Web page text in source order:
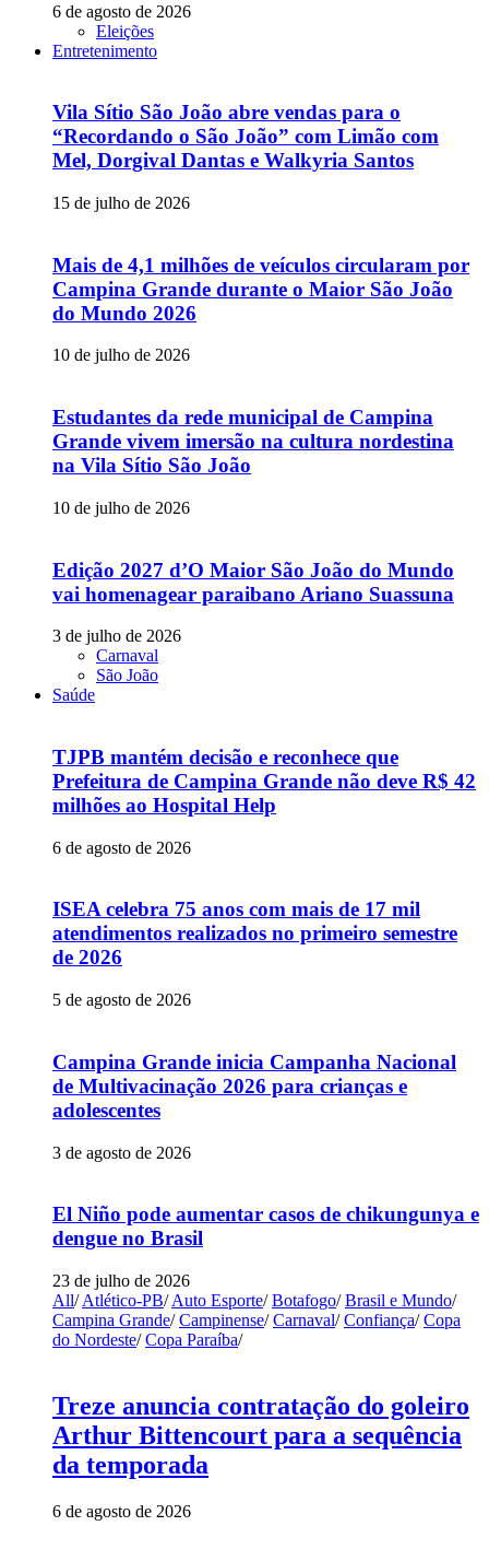
6 de agosto de 2026
Eleições
Entretenimento
Vila Sítio São João abre vendas para o
“Recordando o São João” com Limão com
Mel, Dorgival Dantas e Walkyria Santos
15 de julho de 2026
Mais de 4,1 milhões de veículos circularam por
Campina Grande durante o Maior São João
do Mundo 2026
10 de julho de 2026
Estudantes da rede municipal de Campina
Grande vivem imersão na cultura nordestina
na Vila Sítio São João
10 de julho de 2026
Edição 2027 d’O Maior São João do Mundo
vai homenagear paraibano Ariano Suassuna
3 de julho de 2026
Carnaval
São João
Saúde
TJPB mantém decisão e reconhece que
Prefeitura de Campina Grande não deve R$ 42
milhões ao Hospital Help
6 de agosto de 2026
ISEA celebra 75 anos com mais de 17 mil
atendimentos realizados no primeiro semestre
de 2026
5 de agosto de 2026
Campina Grande inicia Campanha Nacional
de Multivacinação 2026 para crianças e
adolescentes
3 de agosto de 2026
El Niño pode aumentar casos de chikungunya e
dengue no Brasil
23 de julho de 2026
All/ Atlético-PB/ Auto Esporte/ Botafogo/ Brasil e Mundo/
Campina Grande/ Campinense/ Carnaval/ Confiança/ Copa
do Nordeste/ Copa Paraíba/
Treze anuncia contratação do goleiro
Arthur Bittencourt para a sequência
da temporada
6 de agosto de 2026